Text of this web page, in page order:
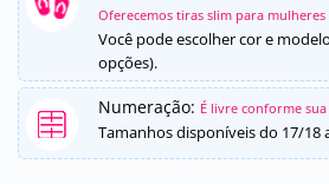
Oferecemos tiras slim para
Você pode escolher cor e
opções).
Numeração: É livre conforme
Tamanhos disponíveis do 17/18